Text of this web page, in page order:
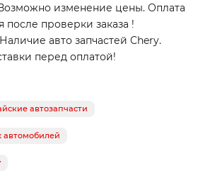
изменение цены. Оплата
после проверки заказа !
авто запчастей Chery.
перед оплатой!
автозапчасти
автомобилей